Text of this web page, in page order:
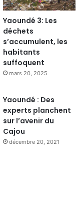
Yaoundé 3: Les
déchets
s’accumulent, les
habitants
suffoquent
mars 20, 2025
Yaoundé : Des
experts planchent
sur l’avenir du
Cajou
décembre 20, 2021